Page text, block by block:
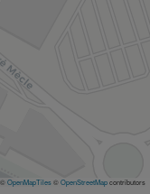
, ©OpenMapTiles©OpenStreetMapcontributors